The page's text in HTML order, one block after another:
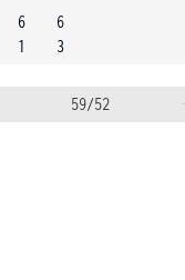
6
1
6
3
59/52